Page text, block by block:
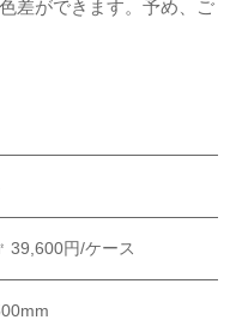
差ができます。予め、ご
39,600円/ケース